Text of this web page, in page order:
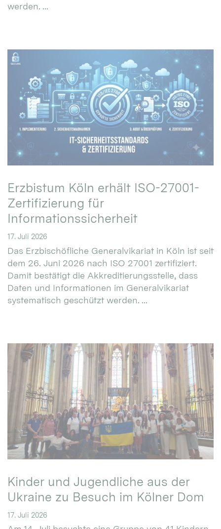
werden. ...
Erzbistum Köln erhält ISO-27001-
Zertifizierung für
Informationssicherheit
17. Juli 2026
Das Erzbischöfliche Generalvikariat in Köln ist seit
dem 26. Juni 2026 nach ISO 27001 zertifiziert.
Damit bestätigt die Akkreditierungsstelle, dass
Daten und Informationen im Generalvikariat
systematisch geschützt werden. ...
Kinder und Jugendliche aus der
Ukraine zu Besuch im Kölner Dom
17. Juli 2026